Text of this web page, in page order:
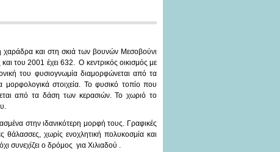
χαράδρα και στη σκιά των βουνών Μεσοβούνι
του 2001 έχει 632. Ο κεντρικός οικισμός με
του φυσιογνωμία διαμορφώνεται από τα
στοιχεία. Το φυσικό τοπίο που
από τα δάση των κερασιών. Το χωριό το
στην ιδανικότερη μορφή τους. Γραφικές
χωρίς ενοχλητική πολυκοσμία και
συνεχίζει ο δρόμος για Χιλιαδού .